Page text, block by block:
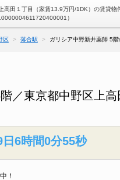
高田１丁目（家賃13.9万円/1DK）の賃貸物
）
区 落合駅 ガリシア中野新井薬師 5
／東京都中野区上
6時間0分54秒
！